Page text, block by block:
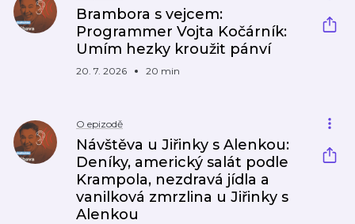
Brambora s vejcem:
Programmer Vojta Kočárník:
Umím hezky kroužit pánví
20. 7. 2026 20 min
O epizodě
Návštěva u Jiřinky s Alenkou:
Deníky, americký salát podle
Krampola, nezdravá jídla a
vanilková zmrzlina u Jiřinky s
Alenkou